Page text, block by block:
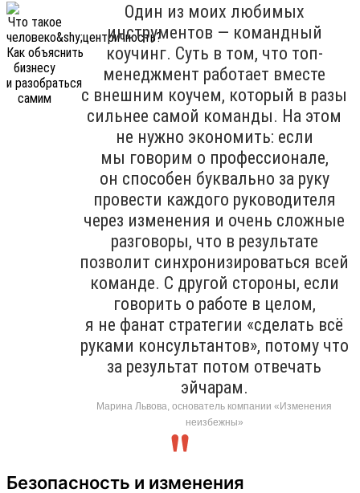
Один из моих любимых
инструментов — командный
коучинг. Суть в том, что топ-
менеджмент работает вместе
с внешним коучем, который в разы
сильнее самой команды. На этом
не нужно экономить: если
мы говорим о профессионале,
он способен буквально за руку
провести каждого руководителя
через изменения и очень сложные
разговоры, что в результате
позволит синхронизироваться всей
команде. С другой стороны, если
говорить о работе в целом,
я не фанат стратегии «сделать всё
руками консультантов», потому что
за результат потом отвечать
эйчарам.
Марина Львова, основатель компании «Изменения
неизбежны»
Безопасность и изменения